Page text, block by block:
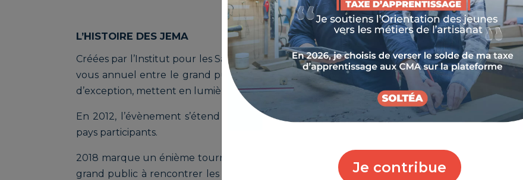
Je contribue
L’HISTOIRE DES JEMA
Créées par l’Institut pour les Savoir-Faire français (ex INMA) en 2002, les JEMA sont le rendez-
vous annuel entre le grand public français et les professionnels qui, au travers de moments
d’exception, mettent en lumière le patrimoine et les savoir-faire.
En 2012, l’évènement s’étend et prend une envergure européenne avec une vingtaine de
pays participants.
2018 marque un énième tournant avec l’organisation de Rendez-vous d'Exception invitant le
grand public à rencontrer les artisans au cœur de lieux d’exception et hauts lieux culturels